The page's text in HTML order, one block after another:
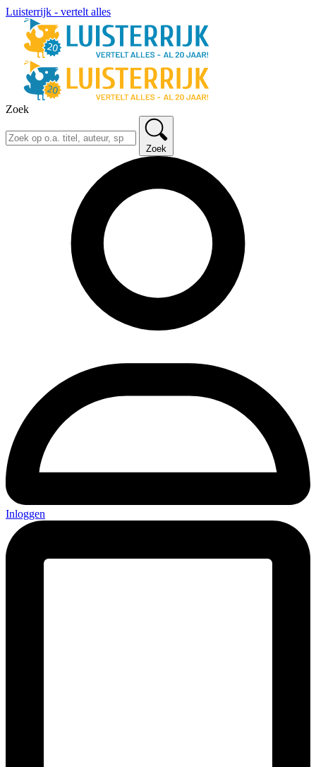
Luisterrijk - vertelt alles
Zoek
Zoek
Inloggen